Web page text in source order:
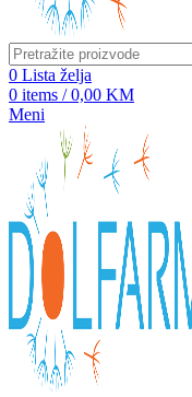
0 Lista želja
0 items / 0,00 KM
Meni